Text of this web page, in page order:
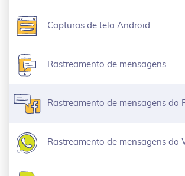
Capturas de tela Android
Rastreamento de mensagens
Rastreamento de mensagens do
Rastreamento de mensagens do